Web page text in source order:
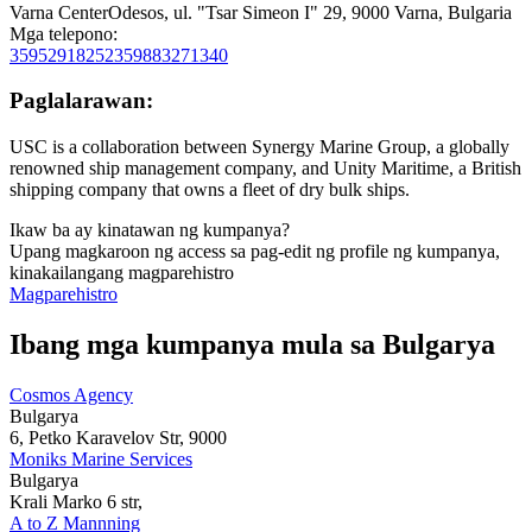
Varna CenterOdesos, ul. "Tsar Simeon I" 29, 9000 Varna, Bulgaria
Mga telepono:
35952918252359883271340
Paglalarawan:
USC is a collaboration between Synergy Marine Group, a globally
renowned ship management company, and Unity Maritime, a British
shipping company that owns a fleet of dry bulk ships.
Ikaw ba ay kinatawan ng kumpanya?
Upang magkaroon ng access sa pag-edit ng profile ng kumpanya,
kinakailangang magparehistro
Magparehistro
Ibang mga kumpanya mula sa Bulgarya
Cosmos Agency
Bulgarya
6, Petko Karavelov Str, 9000
Moniks Marine Services
Bulgarya
Krali Marko 6 str,
A to Z Mannning